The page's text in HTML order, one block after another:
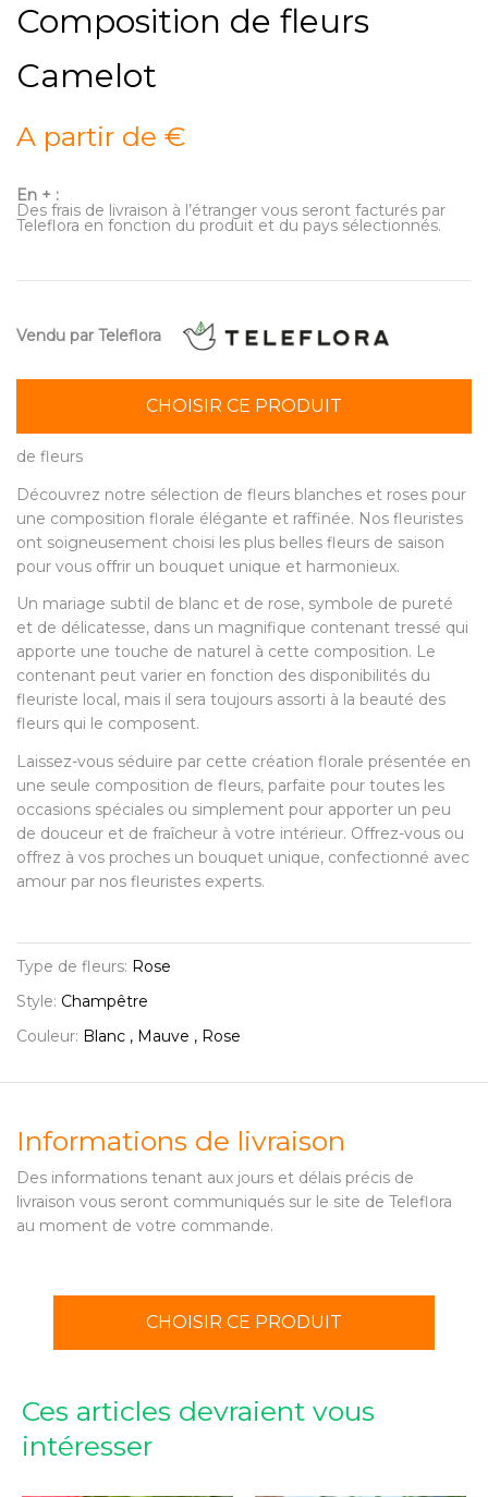
Composition de fleurs
Camelot
A partir de €
En + :
Des frais de livraison à l’étranger vous seront facturés par
Teleflora en fonction du produit et du pays sélectionnés.
Vendu par Teleflora
CHOISIR CE PRODUIT
de fleurs
Découvrez notre sélection de fleurs blanches et roses pour
une composition florale élégante et raffinée. Nos fleuristes
ont soigneusement choisi les plus belles fleurs de saison
pour vous offrir un bouquet unique et harmonieux.
Un mariage subtil de blanc et de rose, symbole de pureté
et de délicatesse, dans un magnifique contenant tressé qui
apporte une touche de naturel à cette composition. Le
contenant peut varier en fonction des disponibilités du
fleuriste local, mais il sera toujours assorti à la beauté des
fleurs qui le composent.
Laissez-vous séduire par cette création florale présentée en
une seule composition de fleurs, parfaite pour toutes les
occasions spéciales ou simplement pour apporter un peu
de douceur et de fraîcheur à votre intérieur. Offrez-vous ou
offrez à vos proches un bouquet unique, confectionné avec
amour par nos fleuristes experts.
Type de fleurs: Rose
Style: Champêtre
Couleur: Blanc , Mauve , Rose
Informations de livraison
Des informations tenant aux jours et délais précis de
livraison vous seront communiqués sur le site de Teleflora
au moment de votre commande.
CHOISIR CE PRODUIT
Ces articles devraient vous
intéresser